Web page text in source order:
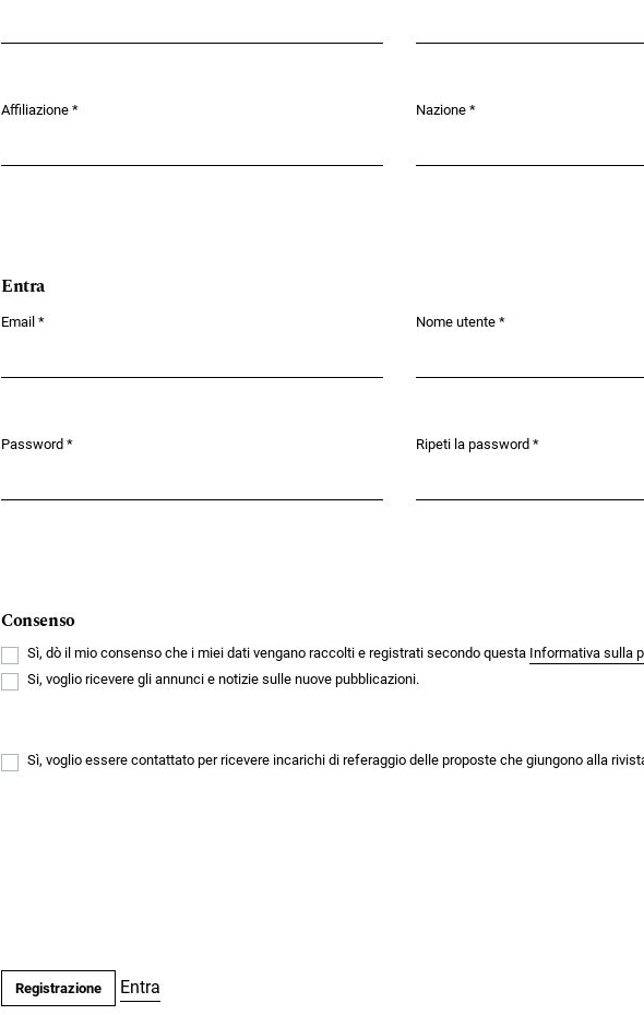
Affiliazione *
Nazione *
Entra
Email *
Nome utente *
Password *
Ripeti la password *
Consenso
Sì, dò il mio consenso che i miei dati vengano raccolti e registrati secondo questa Informativa sulla
Si, voglio ricevere gli annunci e notizie sulle nuove pubblicazioni.
Sì, voglio essere contattato per ricevere incarichi di referaggio delle proposte che giungono alla
Registrazione Entra